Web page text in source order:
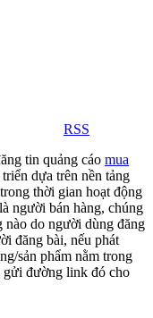
RSS
tin quảng cáo mua
dựa trên nền tảng
thời gian hoạt động
người bán hàng, chúng
do người dùng đăng
đăng bài, nếu phát
sản phẩm nằm trong
gửi đường link đó cho